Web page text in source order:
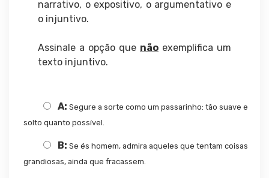
narrativo, o expositivo, o argumentativo e
o injuntivo.
Assinale a opção que não exemplifica um
texto injuntivo.
A: Segure a sorte como um passarinho: tão suave e
solto quanto possível.
B: Se és homem, admira aqueles que tentam coisas
grandiosas, ainda que fracassem.